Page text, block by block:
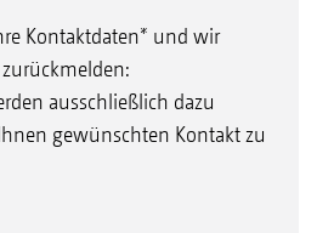
Kontaktdaten* und wir
ausschließlich dazu
gewünschten Kontakt zu